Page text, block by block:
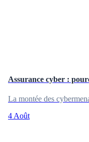
Assurance cyber :
La montée des
4 Août